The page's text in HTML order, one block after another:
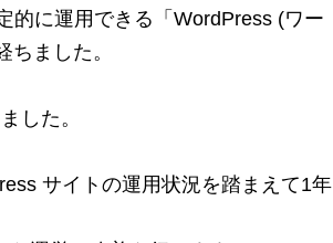
的に運用できる「WordPress (ワー
ちました。
した。
サイトの運用状況を踏まえて1年